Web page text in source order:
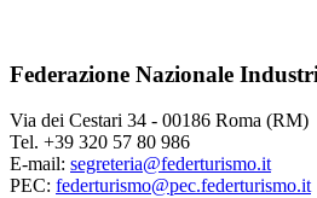
Federazione Nazionale
Via dei Cestari 34 - 00186 Roma (RM)
Tel. +39 320 57 80 986
E-mail: segreteria@federturismo.it
PEC: federturismo@pec.federturismo.it